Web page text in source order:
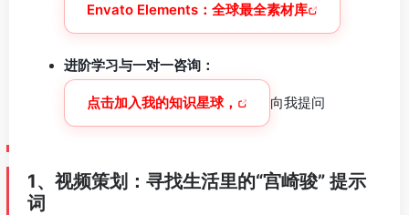
Envato Elements：全球最全素材库
进阶学习与一对一咨询：
点击加入我的知识星球， 向我提问
1、视频策划：寻找生活里的“宫崎骏” 提示
词